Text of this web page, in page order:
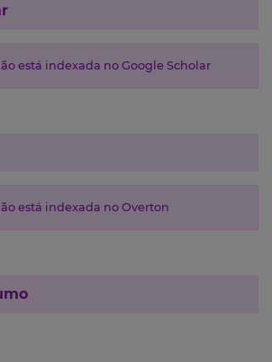
está indexada no Google Scholar
está indexada no Overton